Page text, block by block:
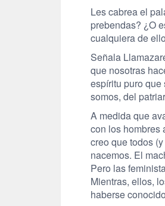
Les cabrea el
prebendas? ¿O
cualquiera de
Señala
que nosotras
espíritu puro que
somos, del
A medida que
con los hombres
creo que todos
nacemos. El
Pero las
Mientras, ellos,
haberse